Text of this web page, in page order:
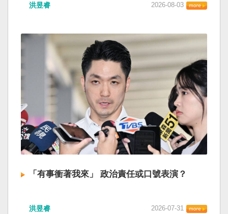
洪昱睿 2026-08-03
「有事衝著我來」 政治責任或口號表演？
洪昱睿 2026-07-31